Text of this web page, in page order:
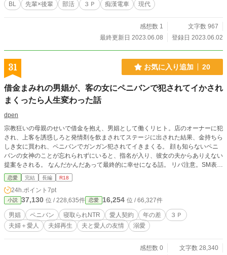
BL 先輩×後輩 部活 ３Ｐ 痴漢電車 現代
感想数 1
文字数 967
最終更新日 2023.06.08
登録日 2023.06.02
31 お気に入り追加 20
借金まみれの男娼が、客の女にペニバンで犯されてイかされ
まくったら人生変わった話
dpen
宗教狂いの母親のせいで借金を抱え、男娼として働くリヒト。店のオーナーに犯
され、上客を誘惑しろと発情剤を飲まされてステージに出された結果、金持ちら
しき女に買われ、ペニバンでガンガン犯されてイきまくる。 顔も知らないペニ
バンの女神のことが忘れられずにいると、指名が入り、彼女の夫からありえない
提案をされる。 なんだかんだあって最終的に幸せになる話。 リバ注意。SM表現
と3Ｐと本人希望の寝取られ（寝取り？）展開があります。
恋愛 完結 長編 R18
24h.ポイント 7pt
小説 37,130 位 / 228,635件 恋愛 16,254 位 / 66,327件
男娼 ペニバン 寝取られNTR 愛人契約 年の差
３Ｐ
夫婦＋愛人
夫婦再生 夫と愛人の友情 溺愛
感想数 0
文字数 28,340